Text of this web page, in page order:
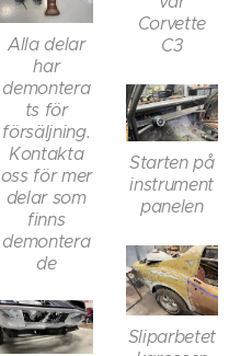
Corvette
C3
Alla delar
har
demontera
ts för
försäljning.
Kontakta
oss för mer
delar som
finns
demontera
de
Starten på
instrument
panelen
Sliparbetet